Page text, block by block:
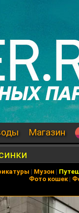
Магазин
| Музон |
Фото кошек|